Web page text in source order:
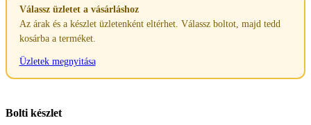
Válassz üzletet a vásárláshoz
Az árak és a készlet üzletenként eltérhet. Válassz boltot, majd tedd
kosárba a terméket.
Üzletek megnyitása
Bolti készlet